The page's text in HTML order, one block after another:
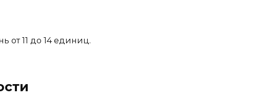
от 11 до 14 единиц.